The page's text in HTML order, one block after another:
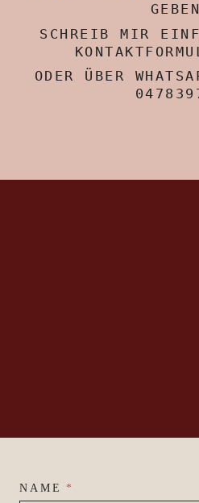
SCHREIB MIR
ODER ÜBER
NAME *